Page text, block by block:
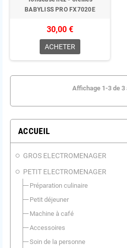
ACCUEIL
GROS ELECTROMENAGER
PETIT ELECTROMENAGER
Préparation culinaire
Petit déjeuner
Machine à café
Accessoires
Soin de la personne
BABYLISS PRO FX7020E
30,00 €
ACHETER
Affichage 1-3 de